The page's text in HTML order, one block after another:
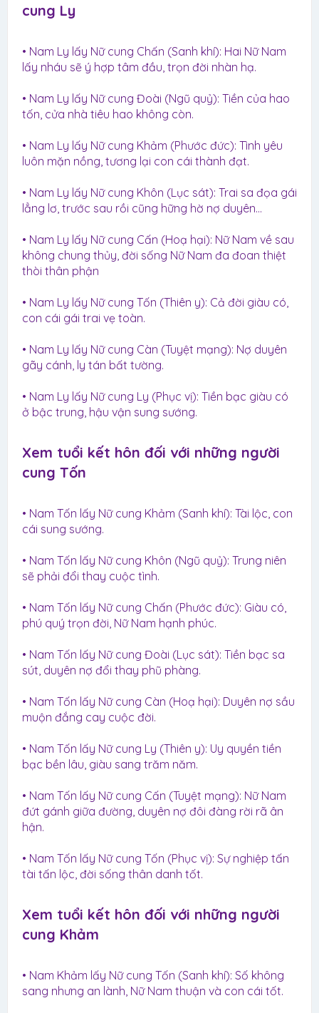
cung Ly​
• Nam Ly lấy Nữ cung Chấn (Sanh khí): Hai Nữ Nam
lấy nháu sẽ ý hợp tâm đầu, trọn đời nhàn hạ.
• Nam Ly lấy Nữ cung Đoài (Ngũ quỷ): Tiền của hao
tốn, cửa nhà tiêu hao không còn.
• Nam Ly lấy Nữ cung Khảm (Phước đức): Tình yêu
luôn mặn nồng, tương lại con cái thành đạt.
• Nam Ly lấy Nữ cung Khôn (Lục sát): Trai sa đọa gái
lẳng lơ, trước sau rồi cũng hững hờ nợ duyên…
• Nam Ly lấy Nữ cung Cấn (Hoạ hại): Nữ Nam về sau
không chung thủy, đời sống Nữ Nam đa đoan thiệt
thòi thân phận
• Nam Ly lấy Nữ cung Tốn (Thiên y): Cả đời giàu có,
con cái gái trai vẹ toàn.
• Nam Ly lấy Nữ cung Càn (Tuyệt mạng): Nợ duyên
gãy cánh, ly tán bất tường.
• Nam Ly lấy Nữ cung Ly (Phục vị): Tiền bạc giàu có
ở bậc trung, hậu vận sung sướng.
Xem tuổi kết hôn đối với những người
cung Tốn​
• Nam Tốn lấy Nữ cung Khảm (Sanh khí): Tài lộc, con
cái sung sướng.
• Nam Tốn lấy Nữ cung Khôn (Ngũ quỷ): Trung niên
sẽ phải đổi thay cuộc tình.
• Nam Tốn lấy Nữ cung Chấn (Phước đức): Giàu có,
phú quý trọn đời, Nữ Nam hạnh phúc.
• Nam Tốn lấy Nữ cung Đoài (Lục sát): Tiền bạc sa
sút, duyên nợ đổi thay phũ phàng.
• Nam Tốn lấy Nữ cung Càn (Hoạ hại): Duyên nợ sầu
muộn đắng cay cuộc đời.
• Nam Tốn lấy Nữ cung Ly (Thiên y): Uy quyền tiền
bạc bền lâu, giàu sang trăm năm.
• Nam Tốn lấy Nữ cung Cấn (Tuyệt mạng): Nữ Nam
đứt gánh giữa đường, duyên nợ đôi đàng rời rã ân
hận.
• Nam Tốn lấy Nữ cung Tốn (Phục vị): Sự nghiệp tấn
tài tấn lộc, đời sống thân danh tốt.
Xem tuổi kết hôn đối với những người
cung Khảm​
• Nam Khảm lấy Nữ cung Tốn (Sanh khí): Số không
sang nhưng an lành, Nữ Nam thuận và con cái tốt.